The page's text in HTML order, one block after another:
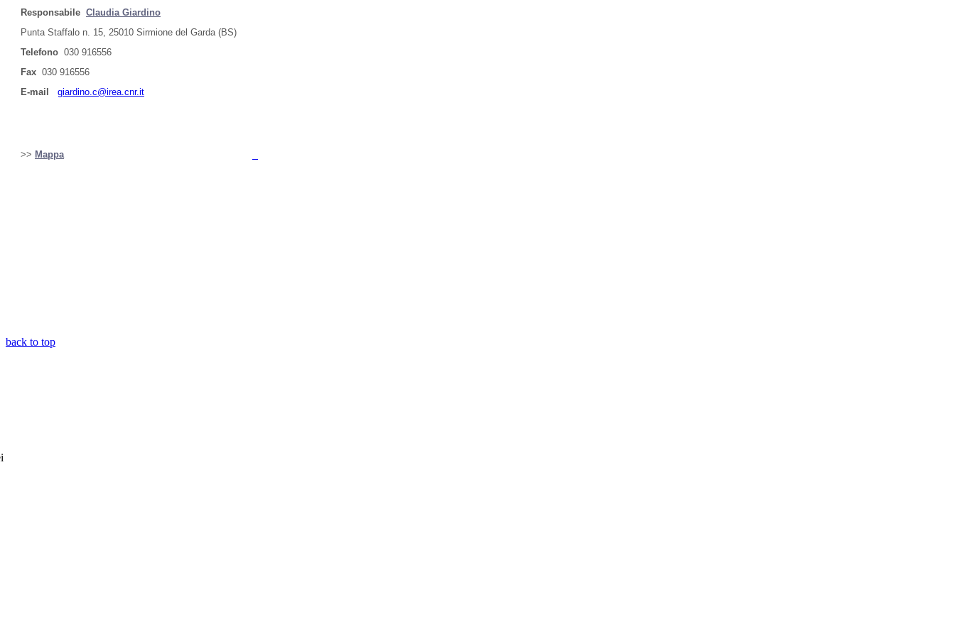
Responsabile Claudia Giardino
Punta Staffalo n. 15, 25010 Sirmione del Garda (BS)
Telefono 030 916556
Fax 030 916556
E-mail
giardino.c@irea.cnr.it
>> Mappa
back to top